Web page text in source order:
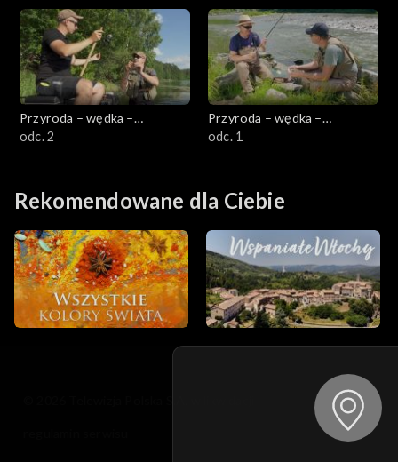
Przyroda – wędka –
przygoda
odc. 2
Przyroda – wędka –
przygoda
odc. 1
Rekomendowane dla Ciebie